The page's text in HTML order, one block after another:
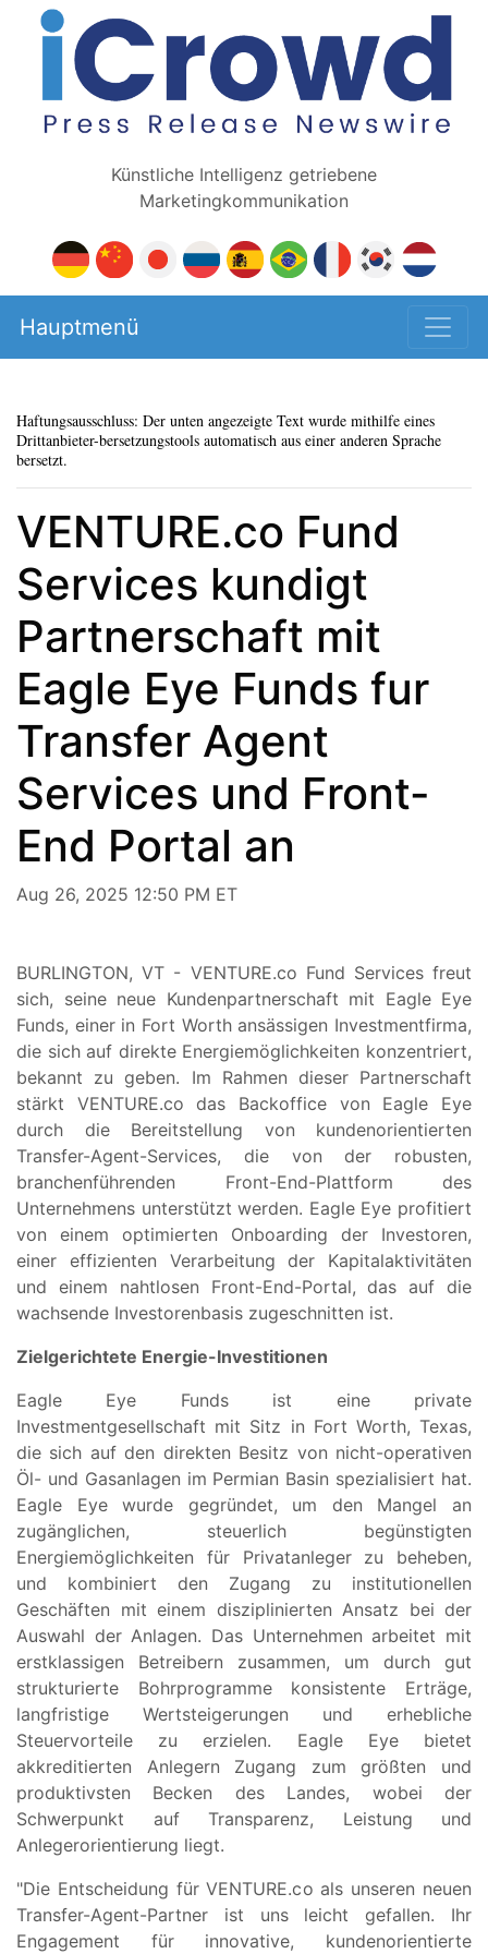
Künstliche Intelligenz getriebene
Marketingkommunikation
Hauptmenü
Haftungsausschluss: Der unten angezeigte Text wurde mithilfe eines
Drittanbieter-bersetzungstools automatisch aus einer anderen Sprache
bersetzt.
VENTURE.co Fund
Services kundigt
Partnerschaft mit
Eagle Eye Funds fur
Transfer Agent
Services und Front-
End Portal an
Aug 26, 2025 12:50 PM ET
BURLINGTON, VT - VENTURE.co Fund Services freut
sich, seine neue Kundenpartnerschaft mit Eagle Eye
Funds, einer in Fort Worth ansässigen Investmentfirma,
die sich auf direkte Energiemöglichkeiten konzentriert,
bekannt zu geben. Im Rahmen dieser Partnerschaft
stärkt VENTURE.co das Backoffice von Eagle Eye
durch die Bereitstellung von kundenorientierten
Transfer-Agent-Services, die von der robusten,
branchenführenden Front-End-Plattform des
Unternehmens unterstützt werden. Eagle Eye profitiert
von einem optimierten Onboarding der Investoren,
einer effizienten Verarbeitung der Kapitalaktivitäten
und einem nahtlosen Front-End-Portal, das auf die
wachsende Investorenbasis zugeschnitten ist.
Zielgerichtete Energie-Investitionen
Eagle Eye Funds ist eine private
Investmentgesellschaft mit Sitz in Fort Worth, Texas,
die sich auf den direkten Besitz von nicht-operativen
Öl- und Gasanlagen im Permian Basin spezialisiert hat.
Eagle Eye wurde gegründet, um den Mangel an
zugänglichen, steuerlich begünstigten
Energiemöglichkeiten für Privatanleger zu beheben,
und kombiniert den Zugang zu institutionellen
Geschäften mit einem disziplinierten Ansatz bei der
Auswahl der Anlagen. Das Unternehmen arbeitet mit
erstklassigen Betreibern zusammen, um durch gut
strukturierte Bohrprogramme konsistente Erträge,
langfristige Wertsteigerungen und erhebliche
Steuervorteile zu erzielen. Eagle Eye bietet
akkreditierten Anlegern Zugang zum größten und
produktivsten Becken des Landes, wobei der
Schwerpunkt auf Transparenz, Leistung und
Anlegerorientierung liegt.
"Die Entscheidung für VENTURE.co als unseren neuen
Transfer-Agent-Partner ist uns leicht gefallen. Ihr
Engagement für innovative, kundenorientierte